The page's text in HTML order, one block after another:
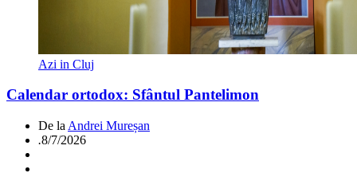
Azi in Cluj
Calendar ortodox: Sfântul Pantelimon
De la Andrei Mureșan
.8/7/2026